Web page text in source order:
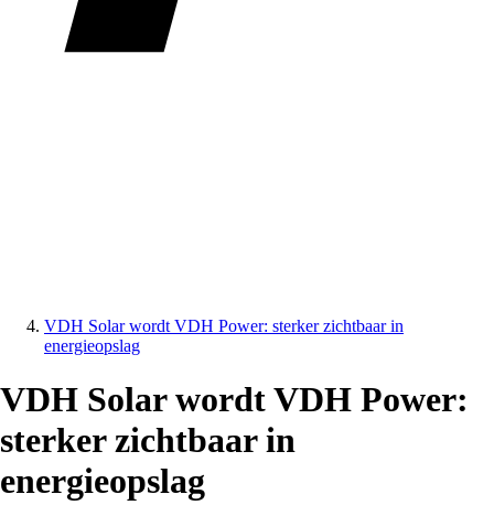
VDH Solar wordt VDH Power: sterker zichtbaar in
energieopslag
VDH Solar wordt VDH Power:
sterker zichtbaar in
energieopslag